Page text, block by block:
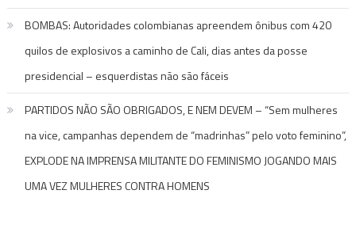
BOMBAS: Autoridades colombianas apreendem ônibus com 420
quilos de explosivos a caminho de Cali, dias antes da posse
presidencial – esquerdistas não são fáceis
PARTIDOS NÃO SÃO OBRIGADOS, E NEM DEVEM – “Sem mulheres
na vice, campanhas dependem de “madrinhas” pelo voto feminino”,
EXPLODE NA IMPRENSA MILITANTE DO FEMINISMO JOGANDO MAIS
UMA VEZ MULHERES CONTRA HOMENS